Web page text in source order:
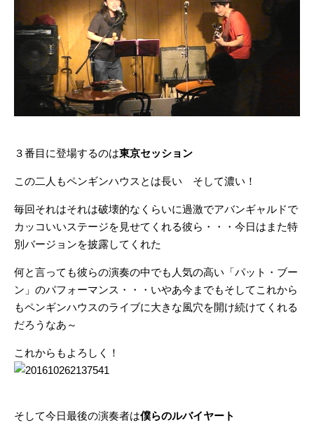
３番目に登場するのは東京セッション
この二人もペンギンハウスとは長い そして濃い！
毎回それはそれは破壊的なくらいに過激でアバンギャルドで
カッコいいステージを見せてくれる彼ら・・・今日はまた特
別バージョンを披露してくれた
何と言っても彼らの演奏の中でも人気の高い「パット・ブー
ン」のパフォーマンス・・・いやあ今までもそしてこれから
もペンギンハウスのライブに大きな風穴を開け続けてくれる
だろうなあ～
これからもよろしく！
そして今日最後の演奏者は僕らのルバイヤート